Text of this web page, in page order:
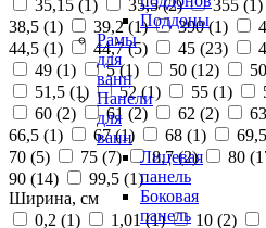
Поддоны
Рамы
для
ванн
Панели
для
ванн
Лицевая
панель
Боковая
панель
35,15 (1) 35,5 (2) 355 (1)
38,5 (1) 39,2 (1) 390 (1)
44,5 (1) 44,7 (5) 45 (23)
49 (1) 5 (1) 50 (12)
51,5 (1) 52 (1) 55 (1)
60 (2) 61 (2) 62 (2)
66,5 (1) 67 (1) 68 (1)
70 (5) 75 (7) 8,7 (2) 80 (
90 (14) 99,5 (1)
Ширина, см
0,2 (1) 1,01 (1) 10 (2)